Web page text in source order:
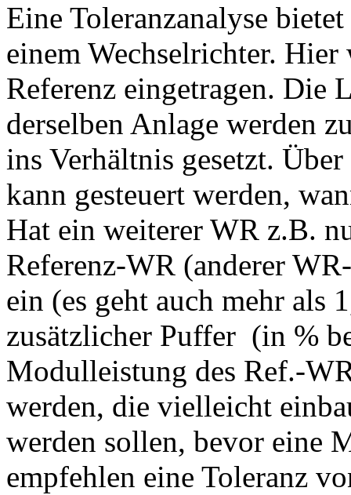
Eine Toleranzanalyse
einem Wechselrichter.
Referenz eingetragen. Die
derselben Anlage werden
ins Verhältnis gesetzt.
kann gesteuert werden,
Hat ein weiterer WR z.B.
Referenz-WR (anderer
ein (es geht auch mehr als
zusätzlicher Puffer (in %
Modulleistung des Ref.-
werden, die vielleicht
werden sollen, bevor eine
empfehlen eine Toleranz